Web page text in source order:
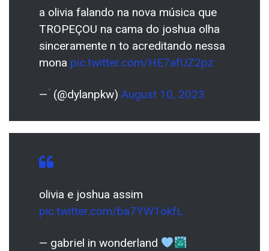
a olivia falando na nova música que
TROPEÇOU na cama do joshua olha
sinceramente n to acreditando nessa
mona pic.twitter.com/HE7afUZ2pz
— ؘ (@dylanpkw) August 10, 2023
olivia e joshua assim
pic.twitter.com/ba7YW1okfL
— gabriel in wonderland